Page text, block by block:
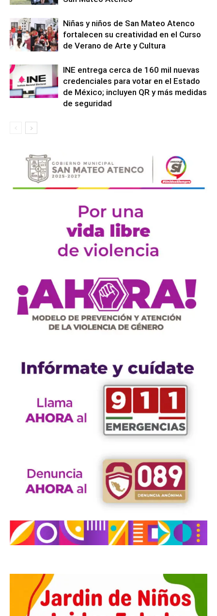
Niñas y niños de San Mateo Atenco
fortalecen su creatividad en el Curso
de Verano de Arte y Cultura
INE entrega cerca de 160 mil nuevas
credenciales para votar en el Estado
de México; incluyen QR y más medidas
de seguridad